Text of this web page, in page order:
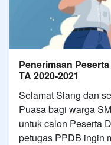
Penerimaan
TA 2020-2021
Selamat Siang dan
Puasa bagi warga
untuk calon Peserta
petugas PPDB ingin